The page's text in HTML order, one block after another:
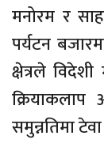
मनोरम र
पर्यटन
क्षेत्रले
समुन्नतिमा